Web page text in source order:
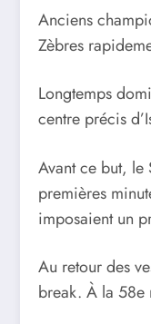
Anciens
Zèbres
Longtemps
centre précis
Avant ce but, le
premières
imposaient un
Au retour des
break. À la 58e